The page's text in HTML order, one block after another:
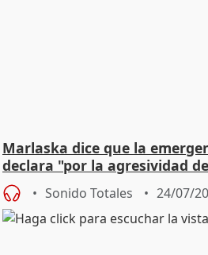
Marlaska dice que la
declara "por la agresividad
Sonido Totales 24/07/